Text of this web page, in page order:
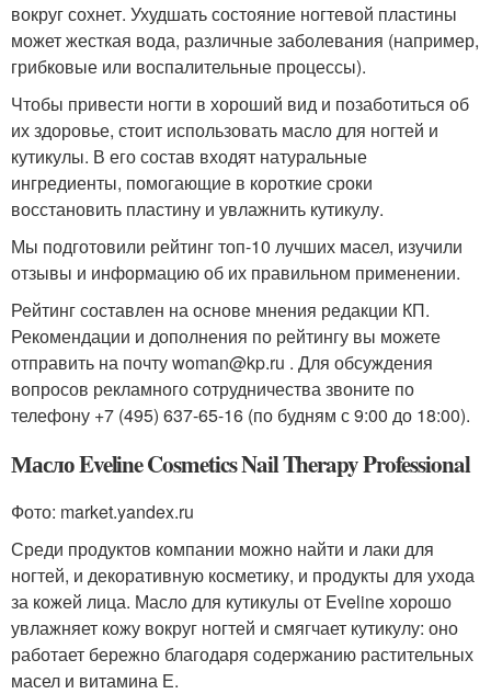
вокруг сохнет. Ухудшать состояние ногтевой пластины
может жесткая вода, различные заболевания (например,
грибковые или воспалительные процессы).
Чтобы привести ногти в хороший вид и позаботиться об
их здоровье, стоит использовать масло для ногтей и
кутикулы. В его состав входят натуральные
ингредиенты, помогающие в короткие сроки
восстановить пластину и увлажнить кутикулу.
Мы подготовили рейтинг топ-10 лучших масел, изучили
отзывы и информацию об их правильном применении.
Рейтинг составлен на основе мнения редакции КП.
Рекомендации и дополнения по рейтингу вы можете
отправить на почту woman@kp.ru . Для обсуждения
вопросов рекламного сотрудничества звоните по
телефону +7 (495) 637-65-16 (по будням с 9:00 до 18:00).
Масло Eveline Cosmetics Nail Therapy Professional
Фото: market.yandex.ru
Среди продуктов компании можно найти и лаки для
ногтей, и декоративную косметику, и продукты для ухода
за кожей лица. Масло для кутикулы от Eveline хорошо
увлажняет кожу вокруг ногтей и смягчает кутикулу: оно
работает бережно благодаря содержанию растительных
масел и витамина Е.